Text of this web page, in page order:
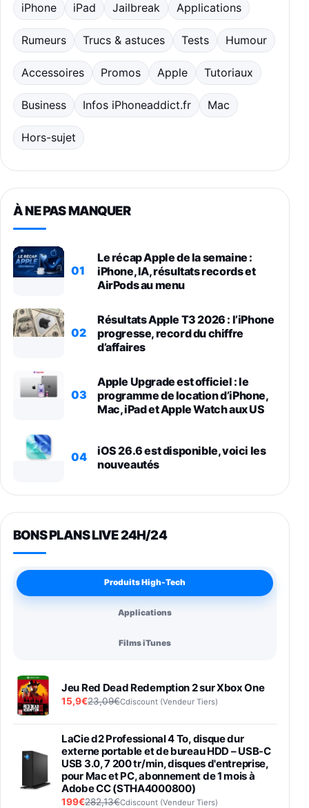
iPhone iPad Jailbreak Applications
Rumeurs Trucs & astuces Tests Humour
Accessoires Promos Apple Tutoriaux
Business Infos iPhoneaddict.fr Mac
Hors-sujet
À NE PAS MANQUER
01
Le récap Apple de la semaine :
iPhone, IA, résultats records et
AirPods au menu
02
Résultats Apple T3 2026 : l’iPhone
progresse, record du chiffre
d’affaires
03
Apple Upgrade est officiel : le
programme de location d’iPhone,
Mac, iPad et Apple Watch aux US
04
iOS 26.6 est disponible, voici les
nouveautés
BONS PLANS LIVE 24H/24
Produits High-Tech
Applications
Films iTunes
Jeu Red Dead Redemption 2 sur Xbox One
15,9€23,09€Cdiscount (Vendeur Tiers)
LaCie d2 Professional 4 To, disque dur
externe portable et de bureau HDD – USB-C
USB 3.0, 7 200 tr/min, disques d'entreprise,
pour Mac et PC, abonnement de 1 mois à
Adobe CC (STHA4000800)
199€282,13€Cdiscount (Vendeur Tiers)